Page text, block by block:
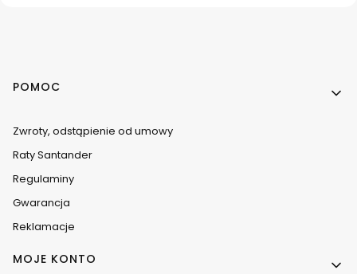
Linki w stopce
POMOC
Zwroty, odstąpienie od umowy
Raty Santander
Regulaminy
Gwarancja
Reklamacje
MOJE KONTO